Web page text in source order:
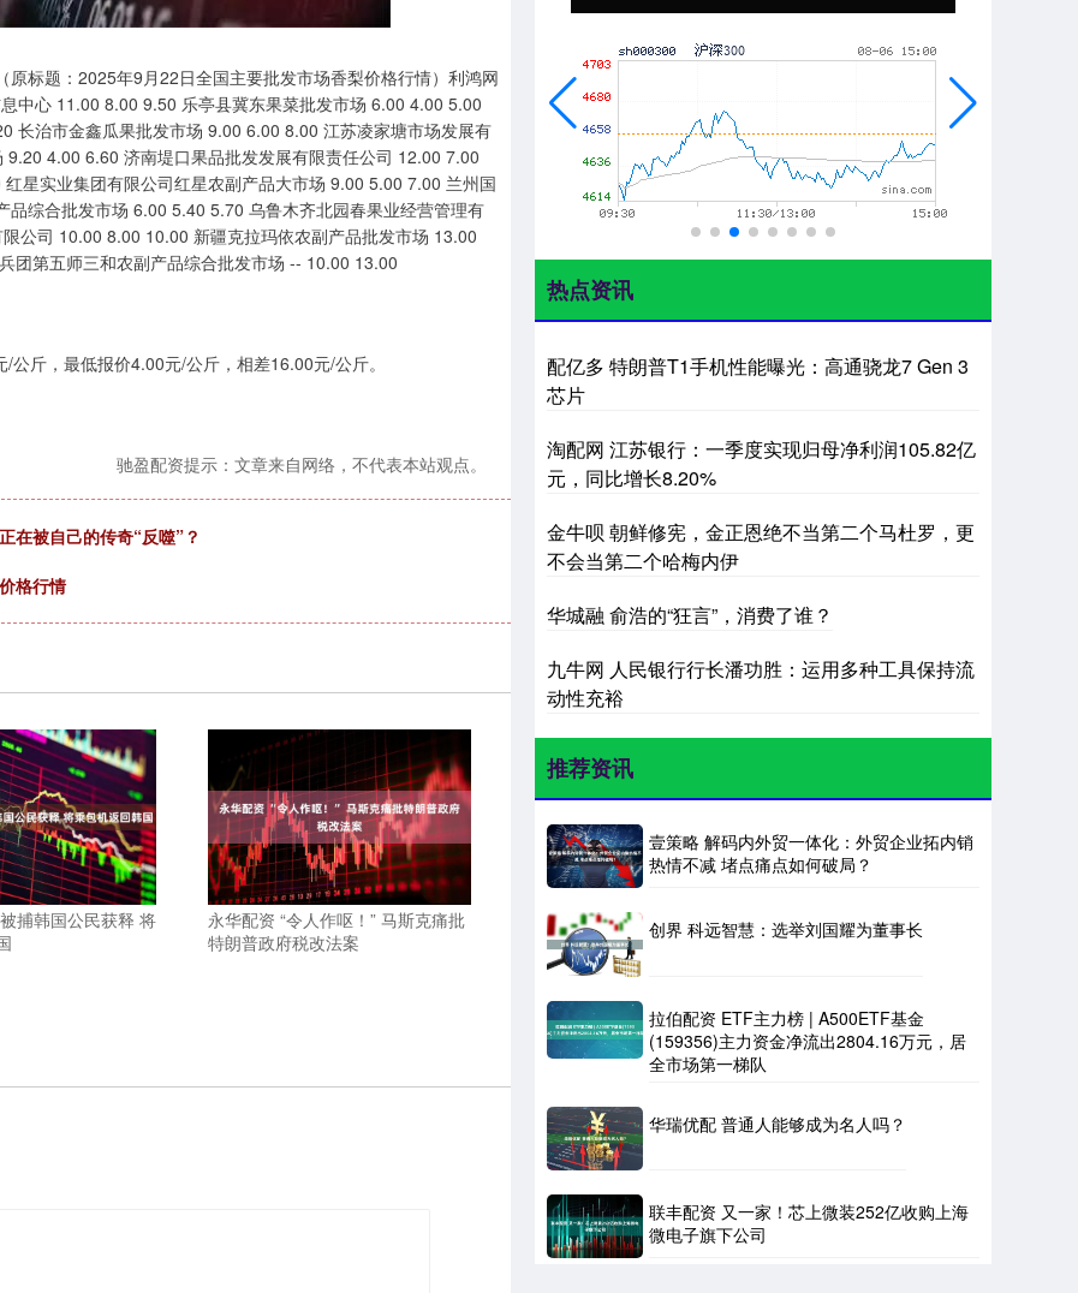
（原标题：2025年9月22日全国主要批发市场香梨价格行情）利鸿网
中心 11.00 8.00 9.50 乐亭县冀东果菜批发市场 6.00 4.00 5.00
长治市金鑫瓜果批发市场 9.00 6.00 8.00 江苏凌家塘市场发展有
4.00 6.60 济南堤口果品批发发展有限责任公司 12.00 7.00
星实业集团有限公司红星农副产品大市场 9.00 5.00 7.00 兰州国
综合批发市场 6.00 5.40 5.70 乌鲁木齐北园春果业经营管理有
公司 10.00 8.00 10.00 新疆克拉玛依农副产品批发市场 13.00
团第五师三和农副产品综合批发市场 -- 10.00 13.00
斤，最低报价4.00元/公斤，相差16.00元/公斤。
驰盈配资提示：文章来自网络，不代表本站观点。
在被自己的传奇“反噬”？
格行情
捕韩国公民获释 将
永华配资 “令人作呕！” 马斯克痛批
特朗普政府税改法案
热点资讯
配亿多 特朗普T1手机性能曝光：高通骁龙7 Gen 3
芯片
淘配网 江苏银行：一季度实现归母净利润105.82亿
元，同比增长8.20%
金牛呗 朝鲜修宪，金正恩绝不当第二个马杜罗，更
不会当第二个哈梅内伊
华城融 俞浩的“狂言”，消费了谁？
九牛网 人民银行行长潘功胜：运用多种工具保持流
动性充裕
推荐资讯
壹策略 解码内外贸一体化：外贸企业拓内销
热情不减 堵点痛点如何破局？
创界 科远智慧：选举刘国耀为董事长
拉伯配资 ETF主力榜 | A500ETF基金
(159356)主力资金净流出2804.16万元，居
全市场第一梯队
华瑞优配 普通人能够成为名人吗？
联丰配资 又一家！芯上微装252亿收购上海
微电子旗下公司